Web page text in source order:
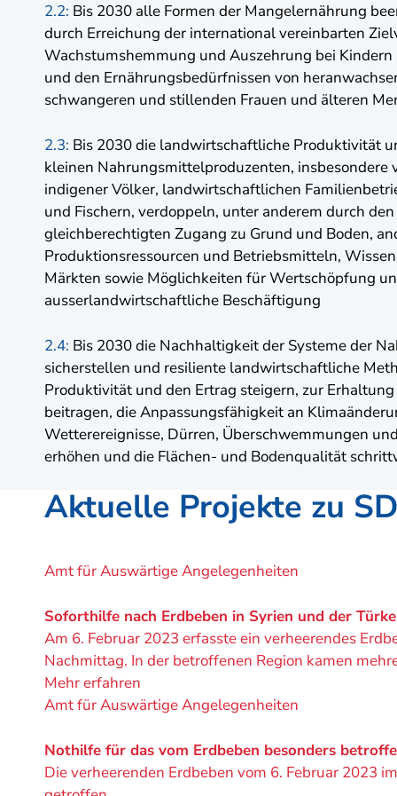
2.2: Bis 2030 alle Formen der Mangelernährung
durch Erreichung der international vereinbarten
Wachstumshemmung und Auszehrung bei Kindern
und den Ernährungsbedürfnissen von
schwangeren und stillenden Frauen und älteren
2.3: Bis 2030 die landwirtschaftliche Produktivität
kleinen Nahrungsmittelproduzenten, insbesondere
indigener Völker, landwirtschaftlichen
und Fischern, verdoppeln, unter anderem durch
gleichberechtigten Zugang zu Grund und Boden,
Produktionsressourcen und Betriebsmitteln,
Märkten sowie Möglichkeiten für Wertschöpfung
ausserlandwirtschaftliche Beschäftigung
2.4: Bis 2030 die Nachhaltigkeit der Systeme der
sicherstellen und resiliente landwirtschaftliche
Produktivität und den Ertrag steigern, zur
beitragen, die Anpassungsfähigkeit an
Wetterereignisse, Dürren, Überschwemmungen
erhöhen und die Flächen- und Bodenqualität
Aktuelle Projekte zu
Ein
von
Amt für Auswärtige Angelegenheiten
Soforthilfe nach Erdbeben in Syrien und der
Am 6. Februar 2023 erfasste ein verheerendes
Nachmittag. In der betroffenen Region kamen
Mehr erfahren
Ein
von
Amt für Auswärtige Angelegenheiten
Nothilfe für das vom Erdbeben besonders
Die verheerenden Erdbeben vom 6. Februar 2023